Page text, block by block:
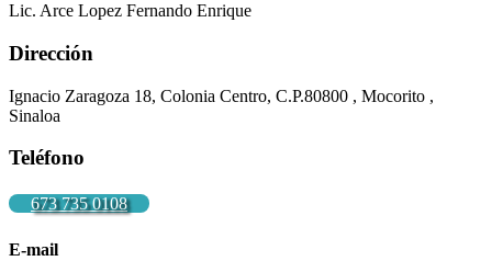
Lic. Arce Lopez Fernando Enrique
Dirección
Ignacio Zaragoza 18, Colonia Centro, C.P.80800 , Mocorito ,
Sinaloa
Teléfono
673 735 0108
E-mail